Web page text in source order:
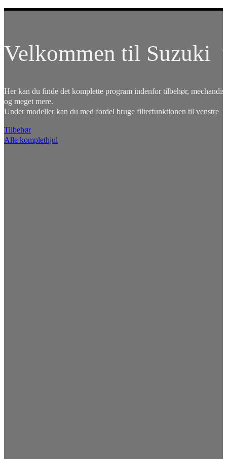
Velkommen til Suzuki
Her kan du finde det komplette program indenfor tilbehør,
og meget mere.
Under modeller kan du med fordel bruge filterfunktionen til venstre
Tilbehør
Alle komplethjul